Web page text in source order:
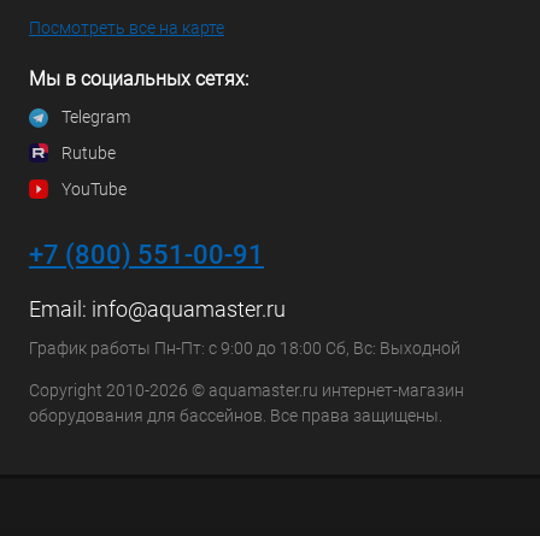
Посмотреть все на карте
Мы в социальных сетях:
Telegram
Rutube
YouTube
+7 (800) 551-00-91
Email: info@aquamaster.ru
График работы Пн-Пт: с 9:00 до 18:00 Сб, Вс: Выходной
Copyright 2010-2026 © aquamaster.ru интернет-магазин
оборудования для бассейнов. Все права защищены.